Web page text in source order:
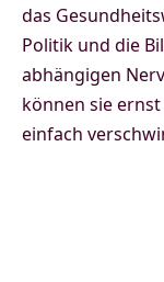
das
Politik und die
abhängigen
können sie
einfach